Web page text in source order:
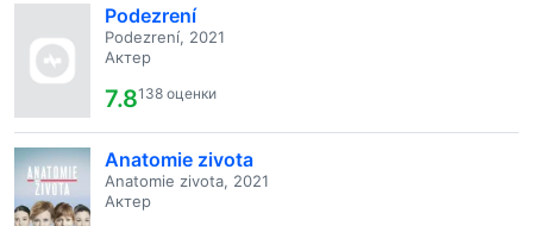
Podezrení
Podezrení, 2021
Актер
7.8138 оценки
Anatomie zivota
Anatomie zivota, 2021
Актер